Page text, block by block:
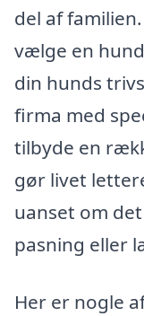
del af
vælge en
din hunds
firma med
tilbyde en
gør livet
uanset om
pasning eller
Her er nogle